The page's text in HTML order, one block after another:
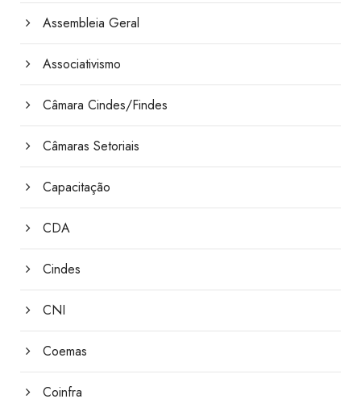
Assembleia Geral
Associativismo
Câmara Cindes/Findes
Câmaras Setoriais
Capacitação
CDA
Cindes
CNI
Coemas
Coinfra